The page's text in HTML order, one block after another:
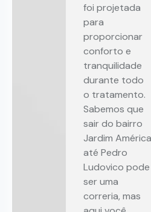
foi projetada
para
proporcionar
conforto e
tranquilidade
durante todo
o tratamento.
Sabemos que
sair do bairro
Jardim América
até Pedro
Ludovico pode
ser uma
correria, mas